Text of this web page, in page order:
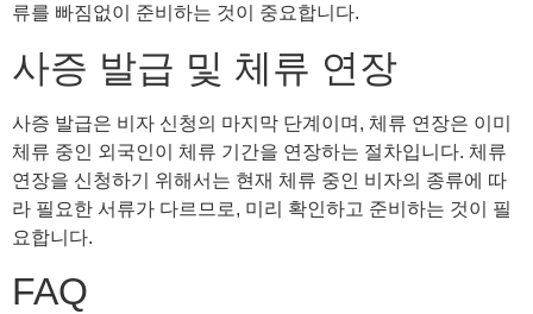
류를 빠짐없이 준비하는 것이 중요합니다.
사증 발급 및 체류 연장
사증 발급은 비자 신청의 마지막 단계이며, 체류 연장은 이미
체류 중인 외국인이 체류 기간을 연장하는 절차입니다. 체류
연장을 신청하기 위해서는 현재 체류 중인 비자의 종류에 따
라 필요한 서류가 다르므로, 미리 확인하고 준비하는 것이 필
요합니다.
FAQ